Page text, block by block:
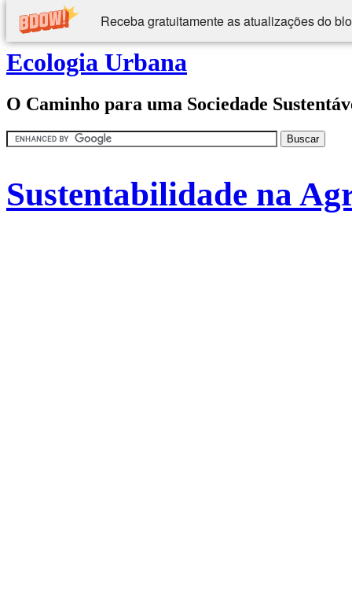
Receba gratuitamente as atualizações do
Ecologia Urbana
O Caminho para uma Sociedade
Sustentabilidade na